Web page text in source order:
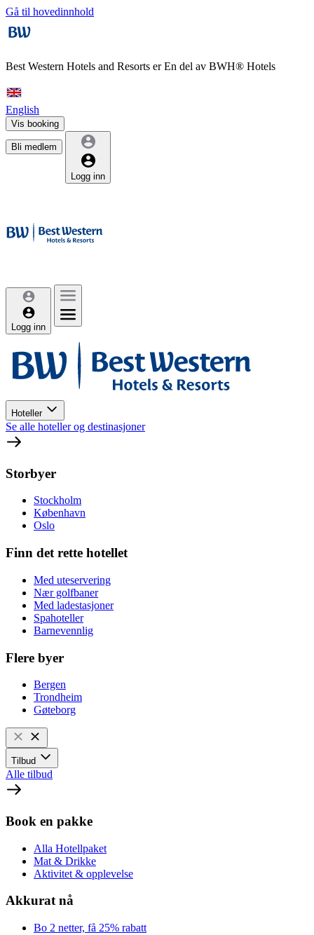
Gå til hovedinnhold
Best Western Hotels and Resorts erEn del av BWH® Hotels
English
Vis booking
Bli medlem
Logg inn
Logg inn
Hoteller
Se alle hoteller og destinasjoner
Storbyer
Stockholm
København
Oslo
Finn det rette hotellet
Med uteservering
Nær golfbaner
Med ladestasjoner
Spahoteller
Barnevennlig
Flere byer
Bergen
Trondheim
Gøteborg
Tilbud
Alle tilbud
Book en pakke
Alla Hotellpaket
Mat & Drikke
Aktivitet & opplevelse
Akkurat nå
Bo 2 netter, få 25% rabatt